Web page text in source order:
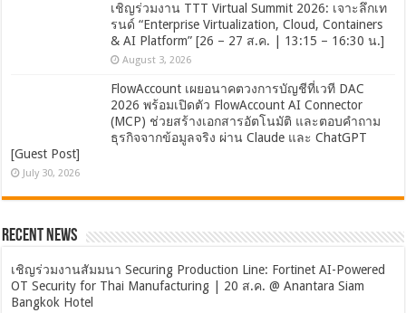
เชิญร่วมงาน TTT Virtual Summit 2026: เจาะลึกเท
รนด์ “Enterprise Virtualization, Cloud, Containers
& AI Platform” [26 – 27 ส.ค. | 13:15 – 16:30 น.]
August 3, 2026
FlowAccount เผยอนาคตวงการบัญชีที่เวที DAC
2026 พร้อมเปิดตัว FlowAccount AI Connector
(MCP) ช่วยสร้างเอกสารอัตโนมัติ และตอบคำถาม
ธุรกิจจากข้อมูลจริง ผ่าน Claude และ ChatGPT
[Guest Post]
July 30, 2026
Recent News
เชิญร่วมงานสัมมนา Securing Production Line: Fortinet AI-Powered
OT Security for Thai Manufacturing | 20 ส.ค. @ Anantara Siam
Bangkok Hotel